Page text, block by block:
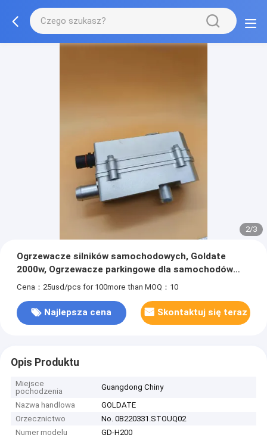
2/3
Ogrzewacze silników samochodowych, Goldate
2000w, Ogrzewacze parkingowe dla samochodów
ciężarowych, małe, ogrzewanie PTC
Cena：25usd/pcs for 100more than MOQ：10
Najlepsza cena Skontaktuj się teraz
Opis Produktu
Miejsce
pochodzenia
Guangdong Chiny
Nazwa handlowa
GOLDATE
Orzecznictwo
No. 0B220331.STOUQ02
Numer modelu
GD-H200